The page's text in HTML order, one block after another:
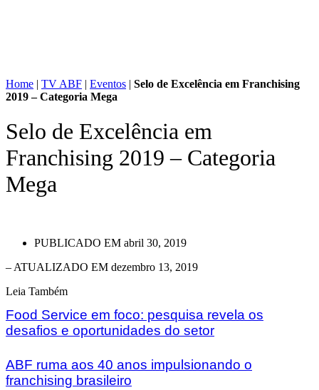
Home | TV ABF | Eventos | Selo de Excelência em Franchising
2019 – Categoria Mega
Selo de Excelência em
Franchising 2019 – Categoria
Mega
PUBLICADO EM abril 30, 2019
– ATUALIZADO EM dezembro 13, 2019
Leia Também
Food Service em foco: pesquisa revela os
desafios e oportunidades do setor
ABF ruma aos 40 anos impulsionando o
franchising brasileiro